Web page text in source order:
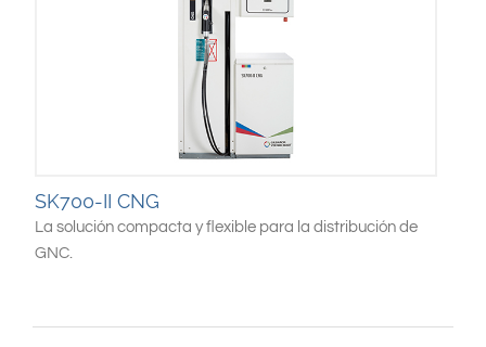
SK700-II CNG
La solución compacta y flexible para la distribución de
GNC.